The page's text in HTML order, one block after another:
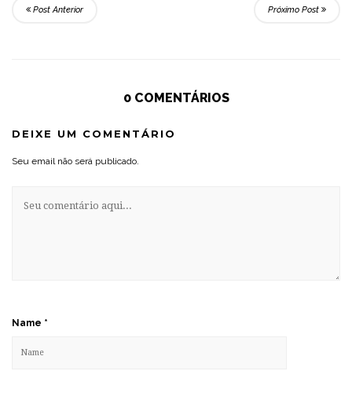
Post Anterior Próximo Post
0 COMENTÁRIOS
DEIXE UM COMENTÁRIO
Seu email não será publicado.
Name *